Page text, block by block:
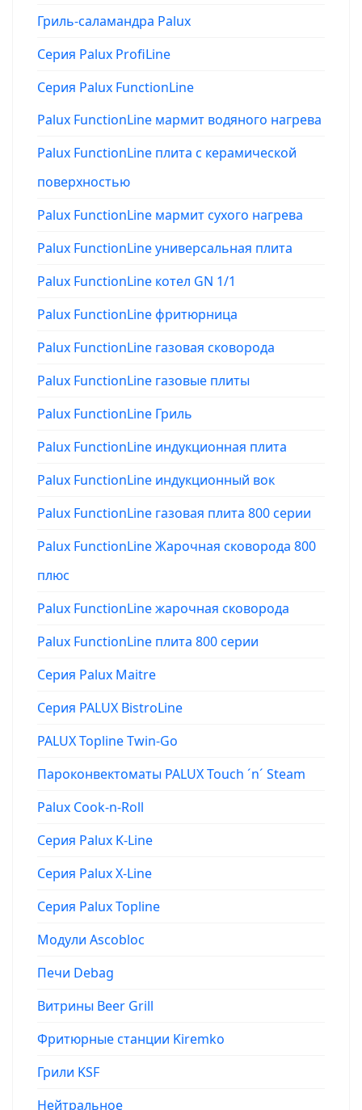
Гриль-саламандра Palux
Серия Palux ProfiLine
Серия Palux FunctionLine
Palux FunctionLine мармит водяного нагрева
Palux FunctionLine плита с керамической
поверхностью
Palux FunctionLine мармит сухого нагрева
Palux FunctionLine универсальная плита
Palux FunctionLine котел GN 1/1
Palux FunctionLine фритюрница
Palux FunctionLine газовая сковорода
Palux FunctionLine газовые плиты
Palux FunctionLine Гриль
Palux FunctionLine индукционная плита
Palux FunctionLine индукционный вок
Palux FunctionLine газовая плита 800 серии
Palux FunctionLine Жарочная сковорода 800
плюс
Palux FunctionLine жарочная сковорода
Palux FunctionLine плита 800 серии
Серия Palux Maitre
Серия PALUX BistroLine
PALUX Topline Twin-Go
Пароконвектоматы PALUX Touch ´n´ Steam
Palux Cook-n-Roll
Серия Palux K-Line
Серия Palux X-Line
Серия Palux Topline
Модули Ascobloc
Печи Debag
Витрины Beer Grill
Фритюрные станции Kiremko
Грили KSF
Нейтральное